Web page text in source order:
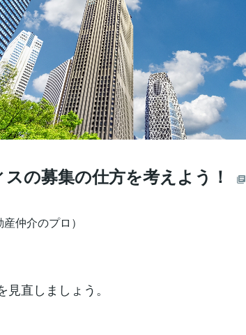
の募集の仕方を考えよう！
仲介のプロ）
直しましょう。